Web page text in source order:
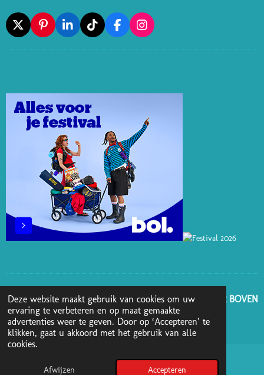
Deze website maakt gebruik van cookies om uw
ervaring te verbeteren en op maat gemaakte
advertenties weer te geven. Door op ‘Accepteren’ te
klikken, gaat u akkoord met het gebruik van alle
cookies.
Afwijzen Accepteren
X
P
I
N
E
S
T
L
I
N
I
N
T
I
K
F
A
C
O
I
N
S
R
M
GA NAAR BOVEN
© 2025 - 2026 Boekenblog van Ann